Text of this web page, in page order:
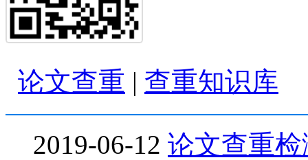
论文查重 | 查重知识库
2019-06-12 论文查重